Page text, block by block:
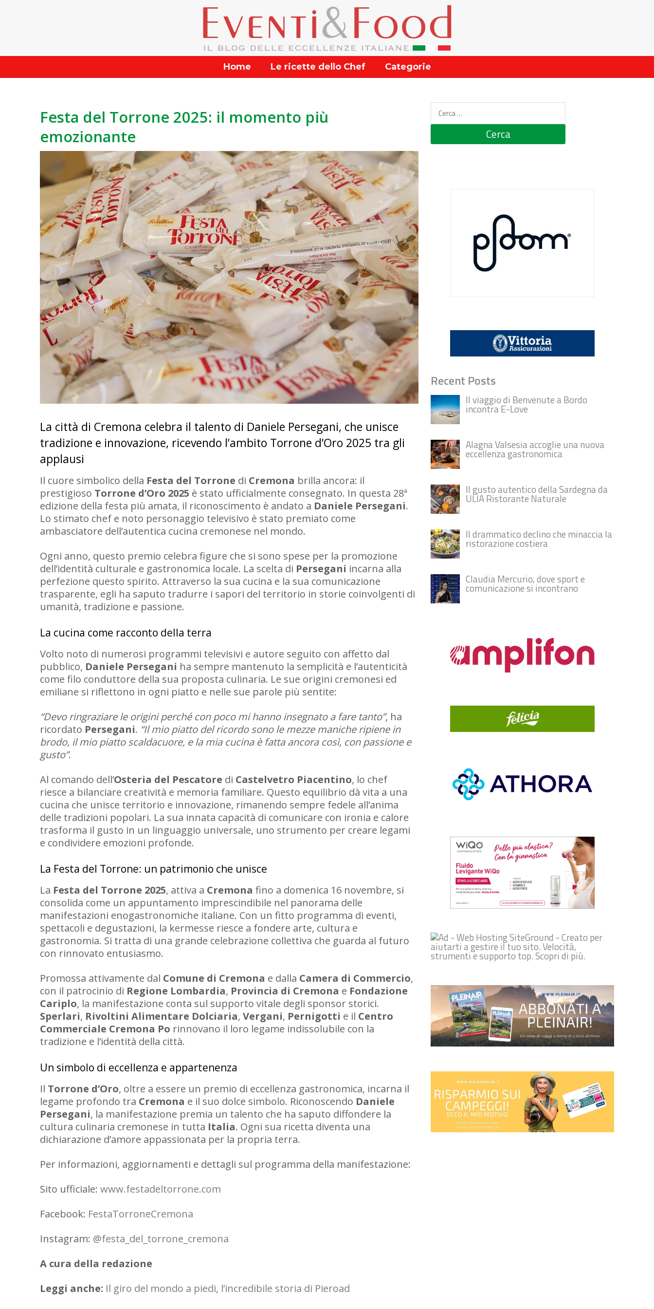
Home Le ricette dello Chef Categorie
Festa del Torrone 2025: il momento più
emozionante
La città di Cremona celebra il talento di Daniele Persegani, che unisce
tradizione e innovazione, ricevendo l’ambito Torrone d’Oro 2025 tra gli
applausi
Il cuore simbolico della Festa del Torrone di Cremona brilla ancora: il
prestigioso Torrone d’Oro 2025 è stato ufficialmente consegnato. In questa 28ª
edizione della festa più amata, il riconoscimento è andato a Daniele Persegani.
Lo stimato chef e noto personaggio televisivo è stato premiato come
ambasciatore dell’autentica cucina cremonese nel mondo.
Ogni anno, questo premio celebra figure che si sono spese per la promozione
dell’identità culturale e gastronomica locale. La scelta di Persegani incarna alla
perfezione questo spirito. Attraverso la sua cucina e la sua comunicazione
trasparente, egli ha saputo tradurre i sapori del territorio in storie coinvolgenti di
umanità, tradizione e passione.
La cucina come racconto della terra
Volto noto di numerosi programmi televisivi e autore seguito con affetto dal
pubblico, Daniele Persegani ha sempre mantenuto la semplicità e l’autenticità
come filo conduttore della sua proposta culinaria. Le sue origini cremonesi ed
emiliane si riflettono in ogni piatto e nelle sue parole più sentite:
“Devo ringraziare le origini perché con poco mi hanno insegnato a fare tanto”, ha
ricordato Persegani. “Il mio piatto del ricordo sono le mezze maniche ripiene in
brodo, il mio piatto scaldacuore, e la mia cucina è fatta ancora così, con passione e
gusto”.
Al comando dell’Osteria del Pescatore di Castelvetro Piacentino, lo chef
riesce a bilanciare creatività e memoria familiare. Questo equilibrio dà vita a una
cucina che unisce territorio e innovazione, rimanendo sempre fedele all’anima
delle tradizioni popolari. La sua innata capacità di comunicare con ironia e calore
trasforma il gusto in un linguaggio universale, uno strumento per creare legami
e condividere emozioni profonde.
La Festa del Torrone: un patrimonio che unisce
La Festa del Torrone 2025, attiva a Cremona fino a domenica 16 novembre, si
consolida come un appuntamento imprescindibile nel panorama delle
manifestazioni enogastronomiche italiane. Con un fitto programma di eventi,
spettacoli e degustazioni, la kermesse riesce a fondere arte, cultura e
gastronomia. Si tratta di una grande celebrazione collettiva che guarda al futuro
con rinnovato entusiasmo.
Promossa attivamente dal Comune di Cremona e dalla Camera di Commercio,
con il patrocinio di Regione Lombardia, Provincia di Cremona e Fondazione
Cariplo, la manifestazione conta sul supporto vitale degli sponsor storici.
Sperlari, Rivoltini Alimentare Dolciaria, Vergani, Pernigotti e il Centro
Commerciale Cremona Po rinnovano il loro legame indissolubile con la
tradizione e l’identità della città.
Un simbolo di eccellenza e appartenenza
Il Torrone d’Oro, oltre a essere un premio di eccellenza gastronomica, incarna il
legame profondo tra Cremona e il suo dolce simbolo. Riconoscendo Daniele
Persegani, la manifestazione premia un talento che ha saputo diffondere la
cultura culinaria cremonese in tutta Italia. Ogni sua ricetta diventa una
dichiarazione d’amore appassionata per la propria terra.
Per informazioni, aggiornamenti e dettagli sul programma della manifestazione:
Sito ufficiale: www.festadeltorrone.com
Facebook: FestaTorroneCremona
Instagram: @festa_del_torrone_cremona
A cura della redazione
Leggi anche: Il giro del mondo a piedi, l’incredibile storia di Pieroad
Recent Posts
Il viaggio di Benvenute a Bordo
incontra E-Love
Alagna Valsesia accoglie una nuova
eccellenza gastronomica
Il gusto autentico della Sardegna da
ULÌA Ristorante Naturale
Il drammatico declino che minaccia la
ristorazione costiera
Claudia Mercurio, dove sport e
comunicazione si incontrano